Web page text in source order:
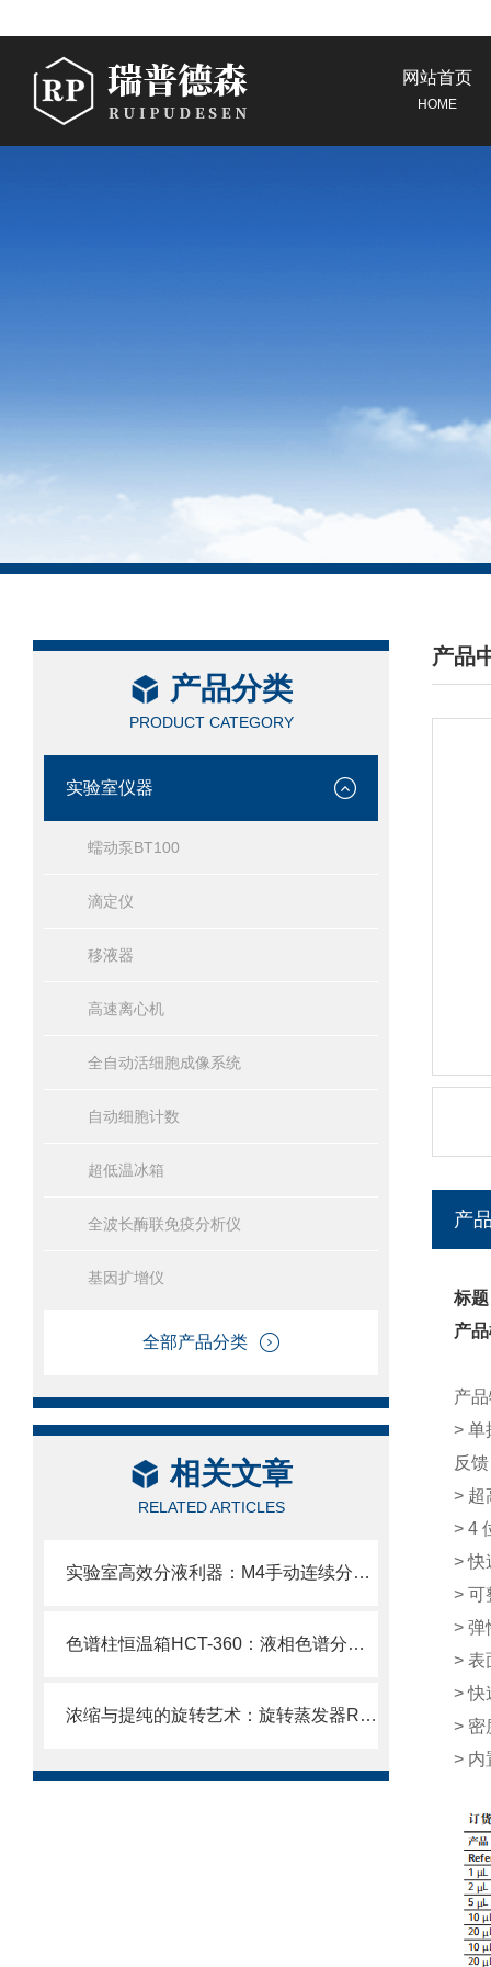
网站首页
HOME
产品分类
PRODUCT CATEGORY
实验室仪器
蠕动泵BT100
滴定仪
移液器
高速离心机
全自动活细胞成像系统
自动细胞计数
超低温冰箱
全波长酶联免疫分析仪
基因扩增仪
全部产品分类
相关文章
RELATED ARTICLES
实验室高效分液利器：M4手动连续分液器操作全解析
色谱柱恒温箱HCT-360：液相色谱分析的“温度守护神”
浓缩与提纯的旋转艺术：旋转蒸发器RE工作解析
产品
/
产
标
产
产
> 单
反
> 超
> 4
>快
> 可
> 弹
> 表
>快
> 密
> 内